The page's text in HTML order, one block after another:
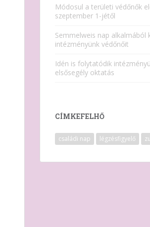
Módosul a területi védőnők
szeptember 1-jétől
Semmelweis nap alkalmából
intézményünk védőnőit
Idén is folytatódik
elsősegély oktatás
CÍMKEFELHŐ
családi nap légzésfigyelő